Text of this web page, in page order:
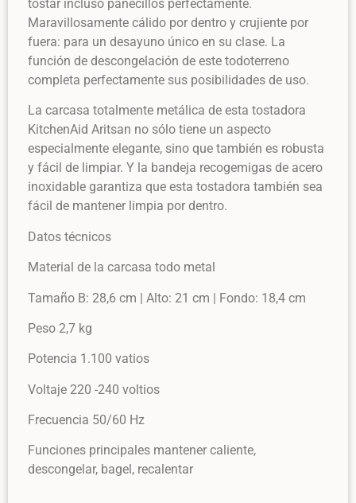
tostar incluso panecillos perfectamente.
Maravillosamente cálido por dentro y crujiente por
fuera: para un desayuno único en su clase. La
función de descongelación de este todoterreno
completa perfectamente sus posibilidades de uso.
La carcasa totalmente metálica de esta tostadora
KitchenAid Aritsan no sólo tiene un aspecto
especialmente elegante, sino que también es robusta
y fácil de limpiar. Y la bandeja recogemigas de acero
inoxidable garantiza que esta tostadora también sea
fácil de mantener limpia por dentro.
Datos técnicos
Material de la carcasa todo metal
Tamaño B: 28,6 cm | Alto: 21 cm | Fondo: 18,4 cm
Peso 2,7 kg
Potencia 1.100 vatios
Voltaje 220 -240 voltios
Frecuencia 50/60 Hz
Funciones principales mantener caliente,
descongelar, bagel, recalentar